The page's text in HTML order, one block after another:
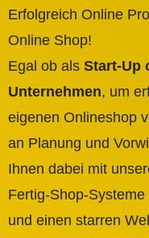
Erfolgreich Online
Online Shop!
Egal ob als Start-Up
Unternehmen, um
eigenen Onlineshop
an Planung und
Ihnen dabei mit
Fertig-Shop-
und einen starren